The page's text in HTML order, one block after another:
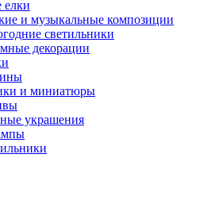
елки
и музыкальные композиции
светильники
декорации
и миниатюры
украшения